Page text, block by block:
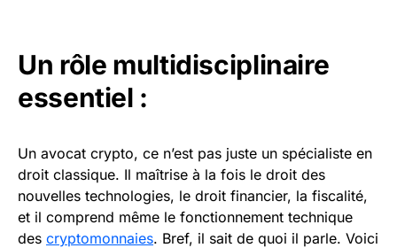
Un rôle multidisciplinaire
essentiel :
Un avocat crypto, ce n’est pas juste un spécialiste en
droit classique. Il maîtrise à la fois le droit des
nouvelles technologies, le droit financier, la fiscalité,
et il comprend même le fonctionnement technique
des cryptomonnaies. Bref, il sait de quoi il parle. Voici